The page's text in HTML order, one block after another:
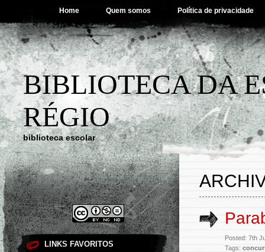
Home Quem somos Política de privacidade
BIBLIOTECA DA
RÉGIO
biblioteca escolar
LINKS FAVORITOS
Posted: 7th
Tags: